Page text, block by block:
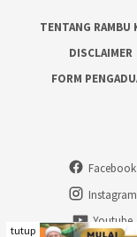
TENTANG RAMBU
DISCLAIMER
FORM
Facebook
Instagram
Youtube
tutup